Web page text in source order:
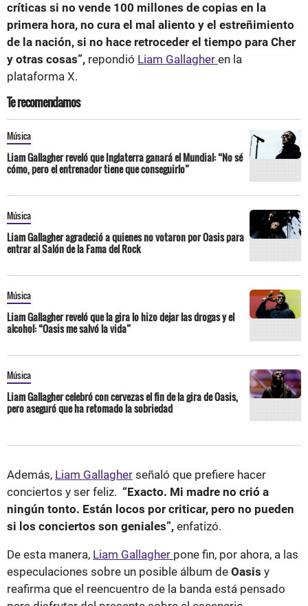
críticas si no vende 100 millones de copias en la
primera hora, no cura el mal aliento y el estreñimiento
de la nación, si no hace retroceder el tiempo para Cher
y otras cosas”, repondió Liam Gallagher en la
plataforma X.
Te recomendamos
Música
Liam Gallagher reveló que Inglaterra ganará el Mundial: “No sé
cómo, pero el entrenador tiene que conseguirlo”
Música
Liam Gallagher agradeció a quienes no votaron por Oasis para
entrar al Salón de la Fama del Rock
Música
Liam Gallagher reveló que la gira lo hizo dejar las drogas y el
alcohol: “Oasis me salvó la vida”
Música
Liam Gallagher celebró con cervezas el fin de la gira de Oasis,
pero aseguró que ha retomado la sobriedad
Además, Liam Gallagher señaló que prefiere hacer
conciertos y ser feliz. “Exacto. Mi madre no crió a
ningún tonto. Están locos por criticar, pero no pueden
si los conciertos son geniales”, enfatizó.
De esta manera, Liam Gallagher pone fin, por ahora, a las
especulaciones sobre un posible álbum de Oasis y
reafirma que el reencuentro de la banda está pensado